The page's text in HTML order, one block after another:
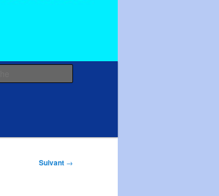
Suivant →